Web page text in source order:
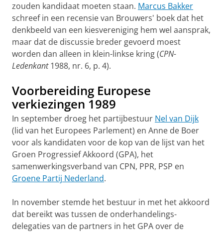
zouden kandidaat moeten staan. Marcus Bakker
schreef in een recensie van Brouwers' boek dat het
denkbeeld van een kiesvereniging hem wel aansprak,
maar dat de discussie breder gevoerd moest
worden dan alleen in klein-linkse kring (CPN-
Ledenkant1988, nr. 6, p. 4).
Voorbereiding Europese
verkiezingen 1989
In september droeg het partijbestuur Nel van Dijk
(lid van het Europees Parlement) en Anne de Boer
voor als kandidaten voor de kop van de lijst van het
Groen Progressief Akkoord (GPA), het
samenwerkingsverband van CPN, PPR, PSP en
Groene Partij Nederland.
In november stemde het bestuur in met het akkoord
dat bereikt was tussen de onderhandelings­
delegaties van de partners in het GPA over de